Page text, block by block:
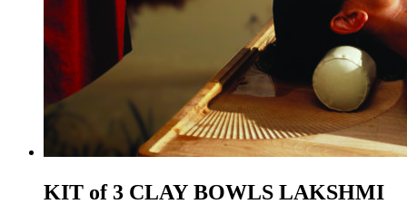
KIT of 3 CLAY BOWLS LAKSHMI